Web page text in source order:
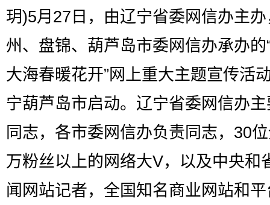
玥)5月27日，由辽宁省委网信办主
州、盘锦、葫芦岛市委网信办承办的
大海春暖花开”网上重大主题宣传活
宁葫芦岛市启动。辽宁省委网信办
同志，各市委网信办负责同志，30
万粉丝以上的网络大V，以及中央和
闻网站记者，全国知名商业网站和